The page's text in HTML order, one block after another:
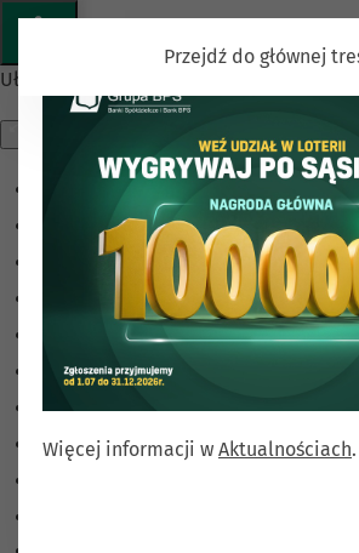
Ułatwienia dostępu
Monochromatyczny
Ciemny kontrast
Jasny kontrast
Niskie nasycenie
Wysokie nasycenie
Zaznacz linki
Zaznacz nagłówki
Przejdź do głównej
Więcej informacji w Aktualnościach.